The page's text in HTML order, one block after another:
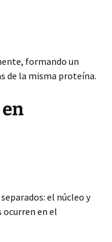
formando un
de la misma proteína.
el núcleo y
en el